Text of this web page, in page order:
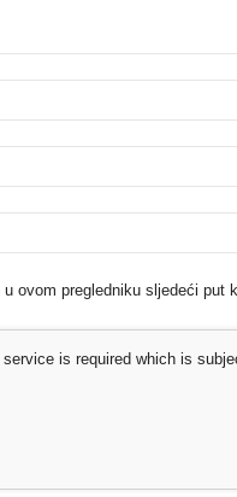
ovom pregledniku sljedeći put
is required which is